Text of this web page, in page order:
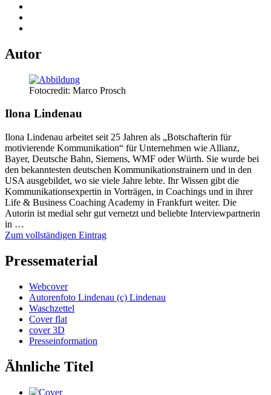
Autor
Fotocredit: Marco Prosch
Ilona Lindenau
Ilona Lindenau arbeitet seit 25 Jahren als „Botschafterin für
motivierende Kommunikation“ für Unternehmen wie Allianz,
Bayer, Deutsche Bahn, Siemens, WMF oder Würth. Sie wurde bei
den bekanntesten deutschen Kommunikationstrainern und in den
USA ausgebildet, wo sie viele Jahre lebte. Ihr Wissen gibt die
Kommunikationsexpertin in Vorträgen, in Coachings und in ihrer
Life & Business Coaching Academy in Frankfurt weiter. Die
Autorin ist medial sehr gut vernetzt und beliebte Interviewpartnerin
in …
Zum vollständigen Eintrag
Pressematerial
Webcover
Autorenfoto Lindenau (c) Lindenau
Waschzettel
Cover flat
cover 3D
Presseinformation
Ähnliche Titel